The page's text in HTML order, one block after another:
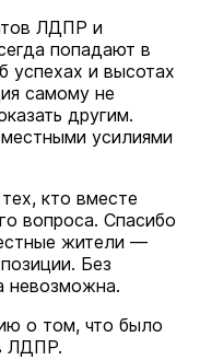
ЛДПР и
попадают в
успехах и высотах
самому не
другим.
усилиями
кто вместе
вопроса. Спасибо
жители —
Без
невозможна.
о том, что было
ЛДПР.